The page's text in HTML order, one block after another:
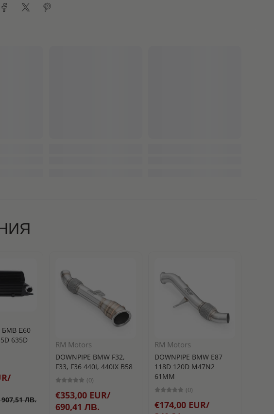
БМВ Е60
635D
907,51 ЛВ.
RM Motors
DOWNPIPE BMW F32,
F33, F36 440I, 440IX B58
(0)
€353,00 EUR/
690,41 ЛВ.
RM Motors
DOWNPIPE BMW E87
118D 120D M47N2
61MM
(0)
€174,00 EUR/